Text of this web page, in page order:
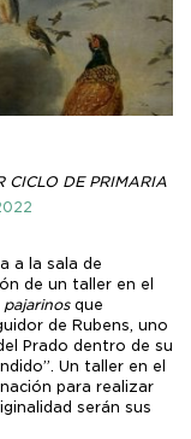
CICLO DE PRIMARIA
a la sala de
de un taller en el
pajarinosque
de Rubens, uno
Prado dentro de su
Un taller en el
para realizar
serán sus